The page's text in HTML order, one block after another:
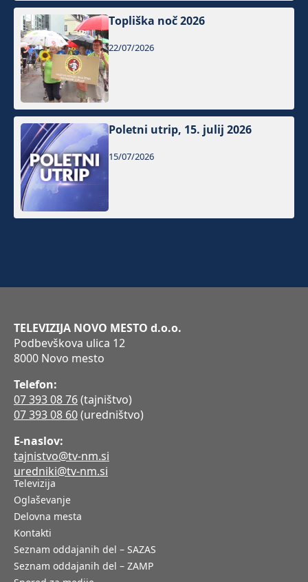
Topliška noč 2026
22/07/2026
Poletni utrip, 15. julij 2026
15/07/2026
TELEVIZIJA NOVO MESTO d.o.o.
Podbevškova ulica 12
8000 Novo mesto
Telefon:
07 393 08 76(tajništvo)
07 393 08 60(uredništvo)
E-naslov:
tajnistvo@tv-nm.si
uredniki@tv-nm.si
Televizija
Oglaševanje
Delovna mesta
Kontakti
Seznam oddajanih del – SAZAS
Seznam oddajanih del – ZAMP